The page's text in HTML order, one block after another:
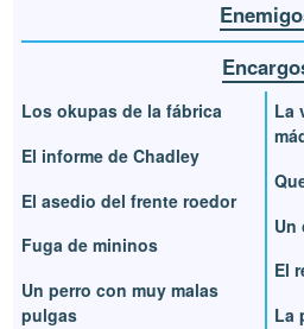
Los okupas de la fábrica
El informe de Chadley
El asedio del frente roedor
Fuga de mininos
Un perro con muy malas
pulgas
La
Un
El
La